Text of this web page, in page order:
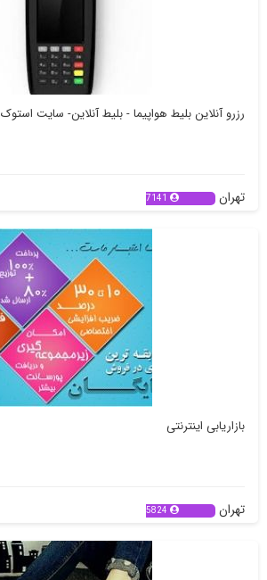
رزرو آنلاین بلیط هواپیما - بلیط آنلاین- سایت استوک
تهران 7141
بازاریابی اینترنتی
تهران 5824